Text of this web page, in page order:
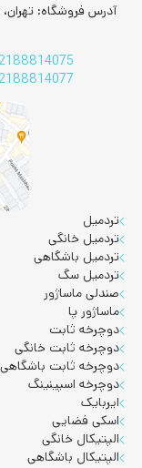
آدرس فروشگاه:
تردمیل
تردمیل خانگی
تردمیل باشگاهی
تردمیل سگ
صندلی ماساژور
ماساژور پا
دوچرخه ثابت
دوچرخه ثابت خانگی
دوچرخه ثابت باشگاهی
دوچرخه اسپینینگ
ایربایک
اسکی فضایی
الپتیکال خانگی
الپتیکال باشگاهی